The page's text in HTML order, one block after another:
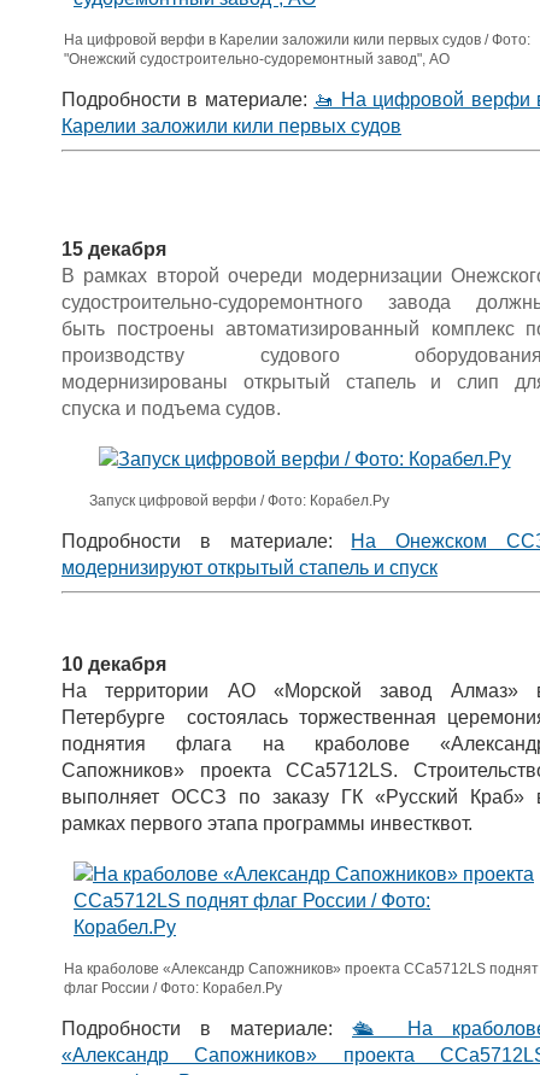
На цифровой верфи в Карелии заложили кили первых судов / Фото:
"Онежский судостроительно-судоремонтный завод", АО
Подробности в материале: 🚤 На цифровой верфи
Карелии заложили кили первых судов
15 декабря
В рамках второй очереди модернизации
судостроительно-судоремонтного завода
быть построены автоматизированный комплекс
производству судового
модернизированы открытый стапель и слип
спуска и подъема судов.
Запуск цифровой верфи / Фото: Корабел.Ру
Подробности в материале: На Онежском
модернизируют открытый стапель и спуск
10 декабря
На территории АО «Морской завод Алмаз»
Петербурге состоялась торжественная
поднятия флага на краболове
Сапожников» проекта CCa5712LS.
выполняет ОССЗ по заказу ГК «Русский Краб»
рамках первого этапа программы инвестквот.
На краболове «Александр Сапожников» проекта CCa5712LS поднят
флаг России / Фото: Корабел.Ру
Подробности в материале: 🛳 На
«Александр Сапожников» проекта